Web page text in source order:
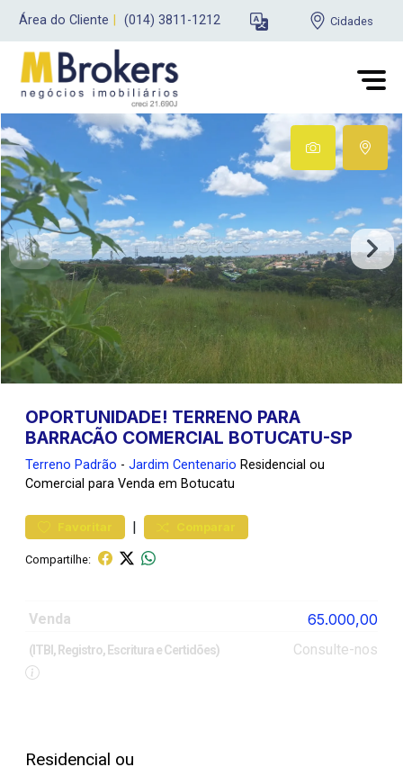
Área do Cliente (014) 3811-1212 Cidades
OPORTUNIDADE! TERRENO PARA
BARRACÃO COMERCIAL BOTUCATU-SP
Terreno Padrão - Jardim Centenario Residencial ou
Comercial para Venda em Botucatu
Favoritar | Comparar
Compartilhe:
Venda 65.000,00
(ITBI, Registro, Escritura e Certidões) Consulte-nos
Residencial ou